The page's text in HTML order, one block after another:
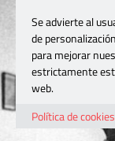
Se advierte al
de
para mejorar
estrictamente
web.
Política de cookies